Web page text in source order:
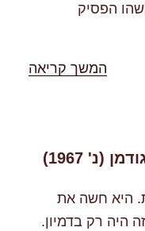
הפסיק
המשך קריאה
היא חשה את
היה רק בדמיון.